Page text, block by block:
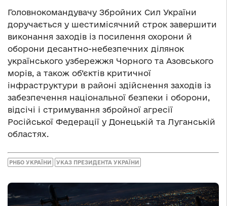
Головнокомандувачу Збройних Сил України
доручається у шестимісячний строк завершити
виконання заходів із посилення охорони й
оборони десантно-небезпечних ділянок
українського узбережжя Чорного та Азовського
морів, а також об’єктів критичної
інфраструктури в районі здійснення заходів із
забезпечення національної безпеки і оборони,
відсічі і стримування збройної агресії
Російської Федерації у Донецькій та Луганській
областях.
РНБО УКРАЇНИ УКАЗ ПРЕЗИДЕНТА УКРАЇНИ